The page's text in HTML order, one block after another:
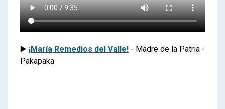
▶️ ¡María Remedios del Valle! - Madre de la Patria -
Pakapaka